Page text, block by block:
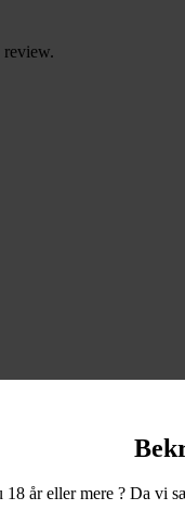
18 år eller mere ? Da vi
review.